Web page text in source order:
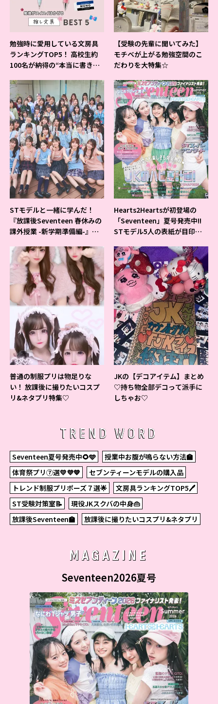
勉強時に愛用している文房具
ランキングTOP5！ 高校生約
100名が納得の“本当に書きや
【受験の先輩に聞いてみた】
モチベが上がる勉強空間のこ
だわりを大特集☆
STモデルと一緒に学んだ！
『放課後Seventeen 春休みの
課外授業 -新学期準備編-』イ
Hearts2Heartsが初登場の
「Seventeen」夏号発売中!!
STモデル5人の表紙が目印だ
普通の制服プリは物足りな
い！ 放課後に撮りたいコスプ
リ&ネタプリ特集♡
JKの【デコアイテム】まとめ
♡持ち物全部デコって派手に
しちゃお♡
TREND WORD
Seventeen夏号発売中🌻🩵
授業中お腹が鳴らない方法🏫
体育祭プリ⑦選💛💜💙
セブンティーンモデルの購入品
トレンド制服プリポーズ７選🌟
文房具ランキングTOP5🖊
ST受験対策室📝
現役JKスクバの中身👜
放課後Seventeen🏫
放課後に撮りたいコスプリ&ネタプリ
MAGAZINE
Seventeen2026夏号